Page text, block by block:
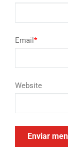
Email *
Website